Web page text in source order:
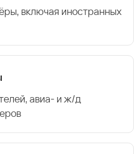
включая иностранных
авиа- и ж/д